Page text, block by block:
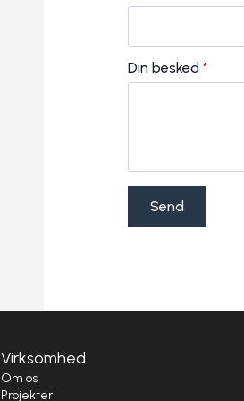
Din besked *
Send
Virksomhed
Om os
Projekter